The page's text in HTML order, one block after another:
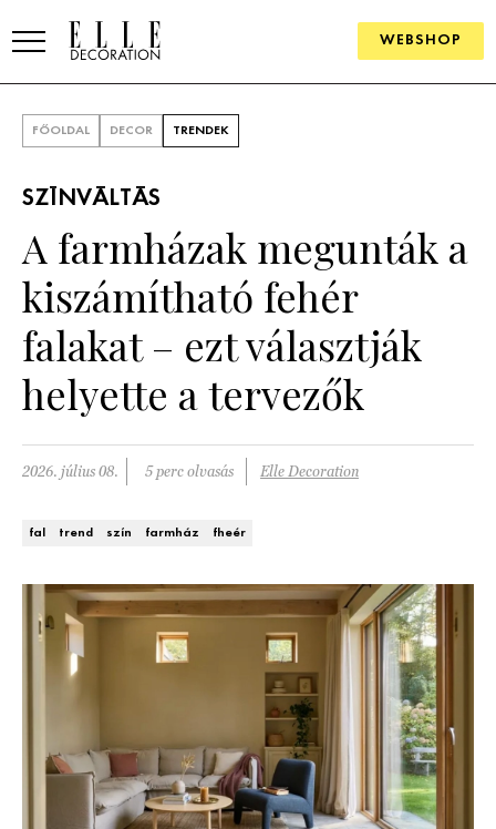
WEBSHOP
SZOBÁK
Konyha
Fürdőszoba
Nappali
Hálószoba
ÖTLETEK
Szállodák és vendégházak
Lakások
FŐOLDAL DECOR TRENDEK
SZÍNVÁLTÁS
A farmházak megunták a
kiszámítható fehér
falakat – ezt választják
helyette a tervezők
2026. július 08. 5 perc olvasás Elle Decoration
fal trend szín farmház fheér